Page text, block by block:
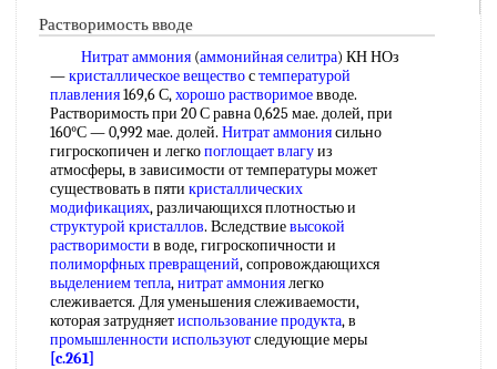
Растворимость вводе
Нитрат аммония (аммонийная селитра) КН НОз
—кристаллическое веществостемпературой
плавления169,6 С,хорошо растворимоевводе.
Растворимость при 20 С равна 0,625 мае. долей, при
160°С — 0,992 мае. долей. Нитрат аммониясильно
гигроскопичен и легкопоглощает влагуиз
атмосферы, в зависимости от температуры может
существовать в пяти кристаллических
модификациях, различающихся плотностью и
структурой кристаллов. Вследствиевысокой
растворимости в воде, гигроскопичности и
полиморфных превращений, сопровождающихся
выделением тепла,нитрат аммониялегко
слеживается. Для уменьшения слеживаемости,
которая затрудняетиспользование продукта, в
промышленности используютследующие меры
[c.261]